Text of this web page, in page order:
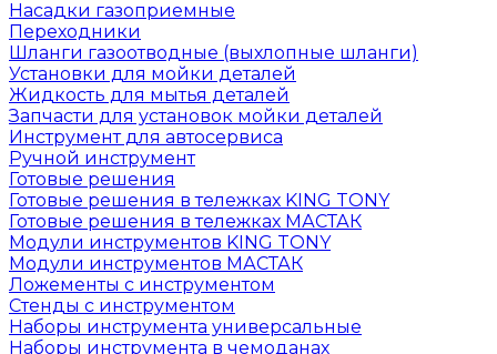
Насадки газоприемные
Переходники
Шланги газоотводные (выхлопные шланги)
Установки для мойки деталей
Жидкость для мытья деталей
Запчасти для установок мойки деталей
Инструмент для автосервиса
Ручной инструмент
Готовые решения
Готовые решения в тележках KING TONY
Готовые решения в тележках МАСТАК
Модули инструментов KING TONY
Модули инструментов МАСТАК
Ложементы с инструментом
Стенды с инструментом
Наборы инструмента универсальные
Наборы инструмента в чемоданах